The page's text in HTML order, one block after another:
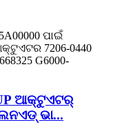
ଆକ୍ଟୁଏଟର୍
ଭା...